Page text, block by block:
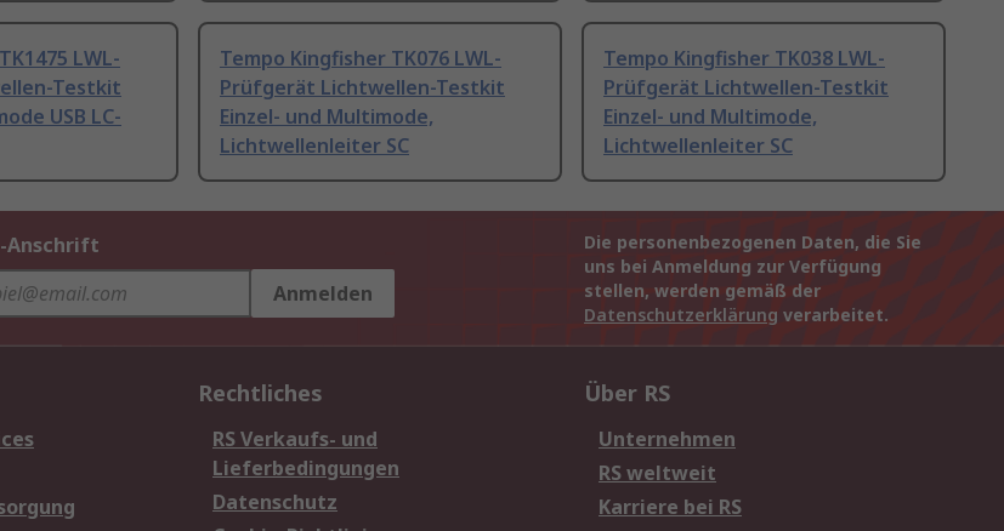
LWL-
Testkit
USB LC-
Tempo Kingfisher TK076 LWL-
Prüfgerät Lichtwellen-Testkit
Einzel- und Multimode,
Lichtwellenleiter SC
Tempo Kingfisher TK038 LWL-
Prüfgerät Lichtwellen-Testkit
Einzel- und Multimode,
Lichtwellenleiter SC
Anschrift
Anmelden
Die personenbezogenen Daten, die Sie
uns bei Anmeldung zur Verfügung
stellen, werden gemäß der
Datenschutzerklärung verarbeitet.
Rechtliches
RS Verkaufs- und
Lieferbedingungen
Datenschutz
Über RS
Unternehmen
RS weltweit
Karriere bei RS